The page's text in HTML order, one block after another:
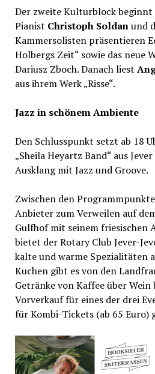
Der zweite Kulturblock beginnt
Pianist Christoph Soldanund
Kammersolisten präsentieren
Holbergs Zeit“ sowie das neue
Dariusz Zboch. Danach liest
aus ihrem Werk „Risse“.
Jazz in schönem Ambiente
Den Schlusspunkt setzt ab 18
„Sheila Heyartz Band“ aus
Ausklang mit Jazz und Groove.
Zwischen den
Anbieter zum Verweilen auf
Gulfhof mit seinem friesischen
bietet der Rotary Club Jever-
kalte und warme Spezialitäten
Kuchen gibt es von den
Getränke von Kaffee über
Vorverkauf für eines der drei
für Kombi-Tickets (ab 65 Euro)